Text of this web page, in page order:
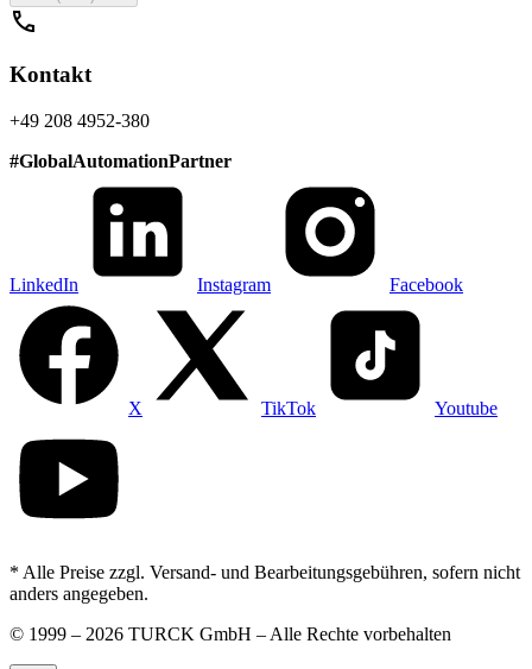
call
Kontakt
+49 208 4952-380
#GlobalAutomationPartner
LinkedIn Instagram Facebook
X TikTok Youtube
* Alle Preise zzgl. Versand- und Bearbeitungsgebühren, sofern nicht
anders angegeben.
© 1999 – 2026 TURCK GmbH – Alle Rechte vorbehalten